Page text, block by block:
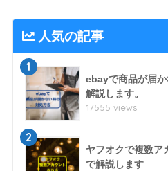
人気の記事
1
ebayで商品が届
解説します。
17555 views
2
ヤフオクで複数ア
で解説します